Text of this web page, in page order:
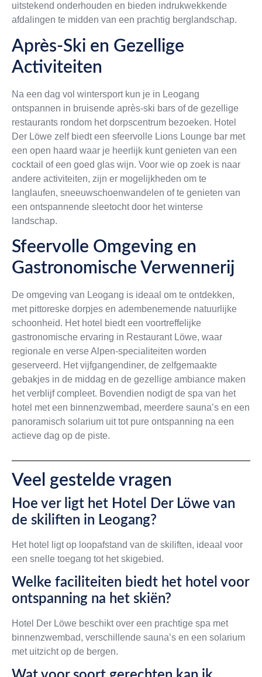
uitstekend onderhouden en bieden indrukwekkende
afdalingen te midden van een prachtig berglandschap.
Après-Ski en Gezellige
Activiteiten
Na een dag vol wintersport kun je in Leogang
ontspannen in bruisende après-ski bars of de gezellige
restaurants rondom het dorpscentrum bezoeken. Hotel
Der Löwe zelf biedt een sfeervolle Lions Lounge bar met
een open haard waar je heerlijk kunt genieten van een
cocktail of een goed glas wijn. Voor wie op zoek is naar
andere activiteiten, zijn er mogelijkheden om te
langlaufen, sneeuwschoenwandelen of te genieten van
een ontspannende sleetocht door het winterse
landschap.
Sfeervolle Omgeving en
Gastronomische Verwennerij
De omgeving van Leogang is ideaal om te ontdekken,
met pittoreske dorpjes en adembenemende natuurlijke
schoonheid. Het hotel biedt een voortreffelijke
gastronomische ervaring in Restaurant Löwe, waar
regionale en verse Alpen-specialiteiten worden
geserveerd. Het vijfgangendiner, de zelfgemaakte
gebakjes in de middag en de gezellige ambiance maken
het verblijf compleet. Bovendien nodigt de spa van het
hotel met een binnenzwembad, meerdere sauna’s en een
panoramisch solarium uit tot pure ontspanning na een
actieve dag op de piste.
Veel gestelde vragen
Hoe ver ligt het Hotel Der Löwe van
de skiliften in Leogang?
Het hotel ligt op loopafstand van de skiliften, ideaal voor
een snelle toegang tot het skigebied.
Welke faciliteiten biedt het hotel voor
ontspanning na het skiën?
Hotel Der Löwe beschikt over een prachtige spa met
binnenzwembad, verschillende sauna’s en een solarium
met uitzicht op de bergen.